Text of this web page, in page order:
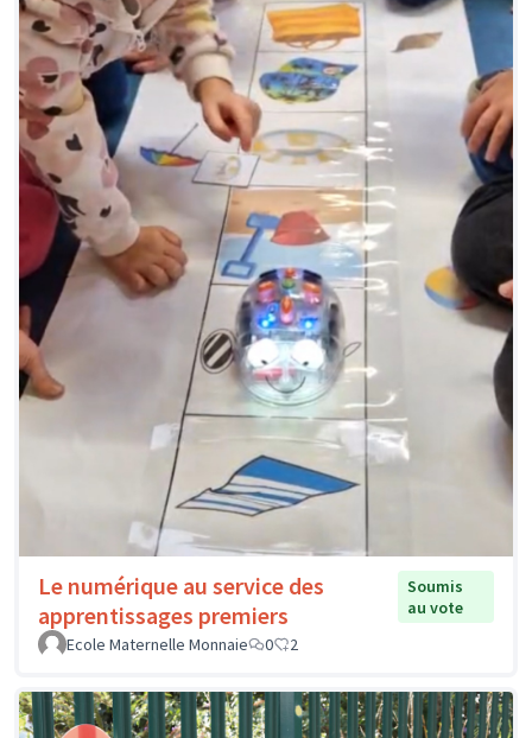
Le numérique au service des
apprentissages premiers
Soumis
au vote
Ecole Maternelle Monnaie
0 2